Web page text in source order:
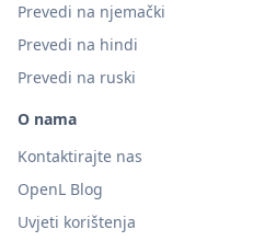
Prevedi na njemački
Prevedi na hindi
Prevedi na ruski
O nama
Kontaktirajte nas
OpenL Blog
Uvjeti korištenja